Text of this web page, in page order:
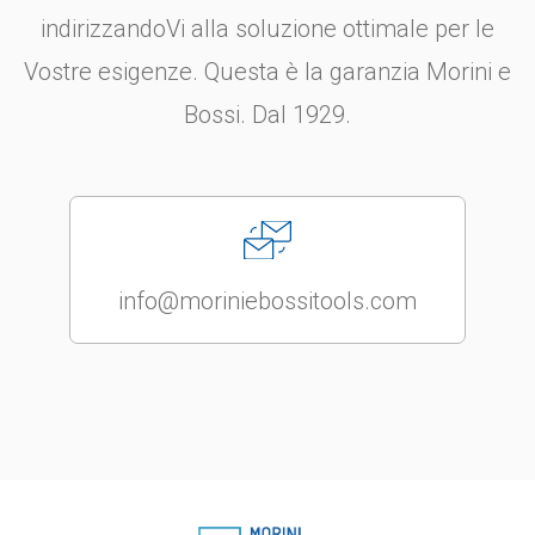
indirizzandoVi alla soluzione ottimale per le
Vostre esigenze. Questa è la garanzia Morini e
Bossi. Dal 1929.
info@moriniebossitools.com